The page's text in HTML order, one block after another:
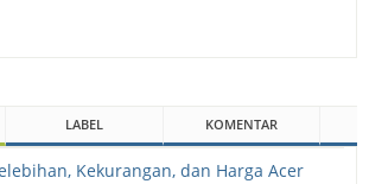
LABEL KOMENTAR
Kekurangan, dan Harga Acer